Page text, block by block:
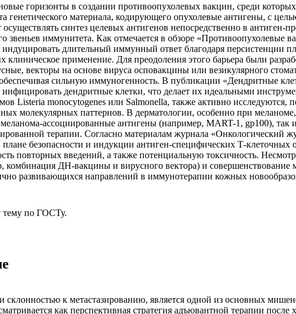
горизонты в создании противоопухолевых вакцин, среди
материала, кодирующего опухолевые антигены, с
синтез целевых антигенов непосредственно в антиген-
звеньев иммунитета. Как отмечается в обзоре «Противоопухолевые
длительный иммунный ответ благодаря персистенции
клиническое применение. Для преодоления этого барьера были
векторы на основе вируса осповакцины или везикулярного
сильную иммуногенность. В публикации «Дендритные
дендритные клетки, что делает их идеальными
Listeria monocytogenes или Salmonella, также активно исследуются,
молекулярных паттернов. В дерматологии, особенно при
ассоциированные антигены (например, MART-1, gp100),
терапии. Согласно материалам журнала «Онкологический
безопасности и индукции антиген-специфических Т-
повторных введений, а также потенциальную токсичность.
комбинация ДН-вакцины и вирусного вектора) и совершенствование
развивающихся направлений в иммунотерапии кожных
тему по ГОСТу.
к метастазированию, является одной из основных
как перспективная стратегия адъювантной терапии после